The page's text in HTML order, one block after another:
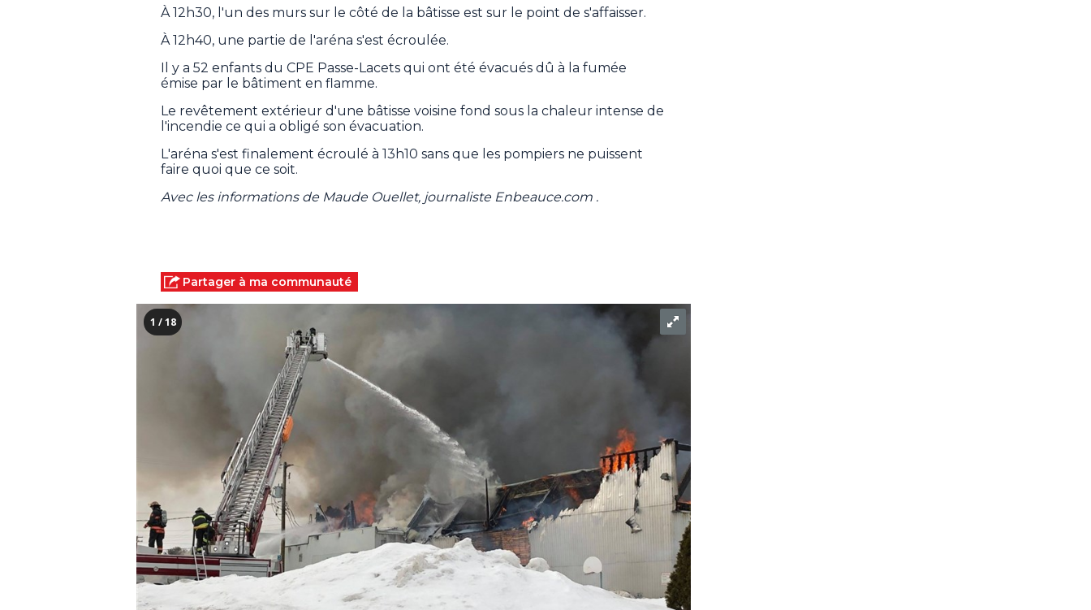
À 12h30, l'un des murs sur le côté de la bâtisse est sur le point de s'affaisser.
À 12h40, une partie de l'aréna s'est écroulée.
Il y a 52 enfants du CPE Passe-Lacets qui ont été évacués dû à la fumée
émise par le bâtiment en flamme.
Le revêtement extérieur d'une bâtisse voisine fond sous la chaleur intense de
l'incendie ce qui a obligé son évacuation.
L'aréna s'est finalement écroulé à 13h10 sans que les pompiers ne puissent
faire quoi que ce soit.
Avec les informations de Maude Ouellet, journaliste Enbeauce.com .
Partager à ma communauté
1 / 18